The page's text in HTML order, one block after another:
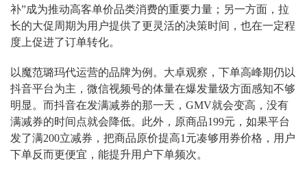
补”成为推动高客单价品类消费的重要力量；另一方面，拉
长的大促周期为用户提供了更灵活的决策时间，也在一定程
度上促进了订单转化。
以魔范璐玛代运营的品牌为例。大卓观察，下单高峰期仍以
抖音平台为主，微信视频号的体量在爆发量级方面感知不够
明显。而抖音在发满减券的那一天，GMV就会变高，没有
满减券的时间点就会降低。此外，原商品199元，如果平台
发了满200立减券，把商品原价提高1元凑够用券价格，用户
下单反而更便宜，能提升用户下单频次。